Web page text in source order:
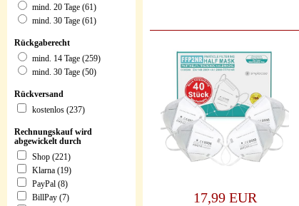
mind. 20 Tage (61)
mind. 30 Tage (61)
Rückgaberecht
mind. 14 Tage (259)
mind. 30 Tage (50)
Rückversand
kostenlos (237)
Rechnungskauf wird
abgewickelt durch
Shop (221)
Klarna (19)
PayPal (8)
BillPay (7)
17,99 EUR